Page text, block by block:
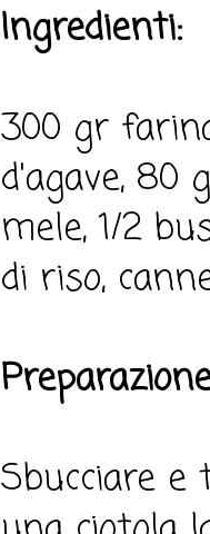
Ingredienti:
300 gr
d'agave, 80
mele, 1/2
di riso,
Sbucciare e